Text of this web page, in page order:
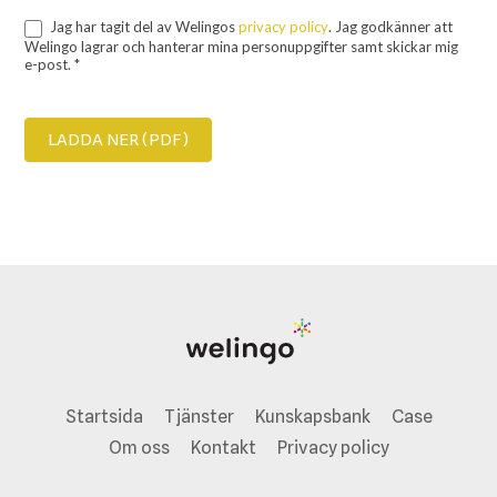
Jag har tagit del av Welingosprivacy policy. Jag godkänner att
Welingo lagrar och hanterar mina personuppgifter samt skickar mig
e-post. *
LADDA NER (PDF)
Startsida Tjänster Kunskapsbank
Case
Om oss
Kontakt Privacy policy